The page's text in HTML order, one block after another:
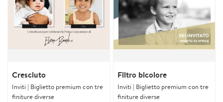
Cresciuto
Inviti | Biglietto premium con tre
finiture diverse
Filtro bicolore
Inviti | Biglietto premium con tre
finiture diverse